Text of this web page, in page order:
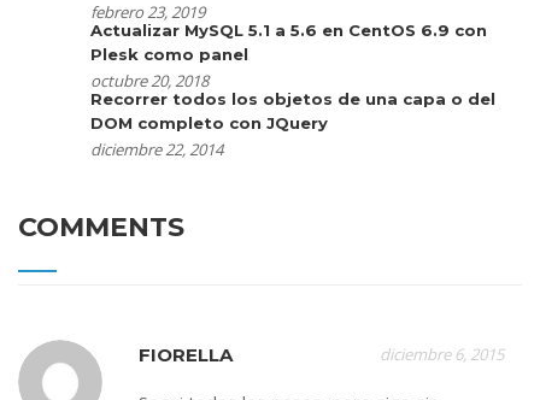
febrero 23, 2019
Actualizar MySQL 5.1 a 5.6 en CentOS 6.9 con
Plesk como panel
octubre 20, 2018
Recorrer todos los objetos de una capa o del
DOM completo con JQuery
diciembre 22, 2014
COMMENTS
FIORELLA diciembre 6, 2015